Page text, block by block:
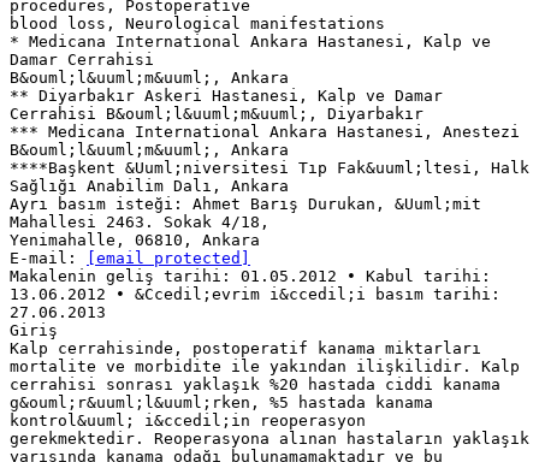
procedures, Postoperative
blood loss, Neurological manifestations
* Medicana International Ankara Hastanesi, Kalp ve
Damar Cerrahisi
B&ouml;l&uuml;m&uuml;, Ankara
** Diyarbakır Askeri Hastanesi, Kalp ve Damar
Cerrahisi B&ouml;l&uuml;m&uuml;, Diyarbakır
*** Medicana International Ankara Hastanesi, Anestezi
B&ouml;l&uuml;m&uuml;, Ankara
****Başkent &Uuml;niversitesi Tıp Fak&uuml;ltesi, Halk
Sağlığı Anabilim Dalı, Ankara
Ayrı basım isteği: Ahmet Barış Durukan, &Uuml;mit
Mahallesi 2463. Sokak 4/18,
Yenimahalle, 06810, Ankara
E-mail:
[email protected]